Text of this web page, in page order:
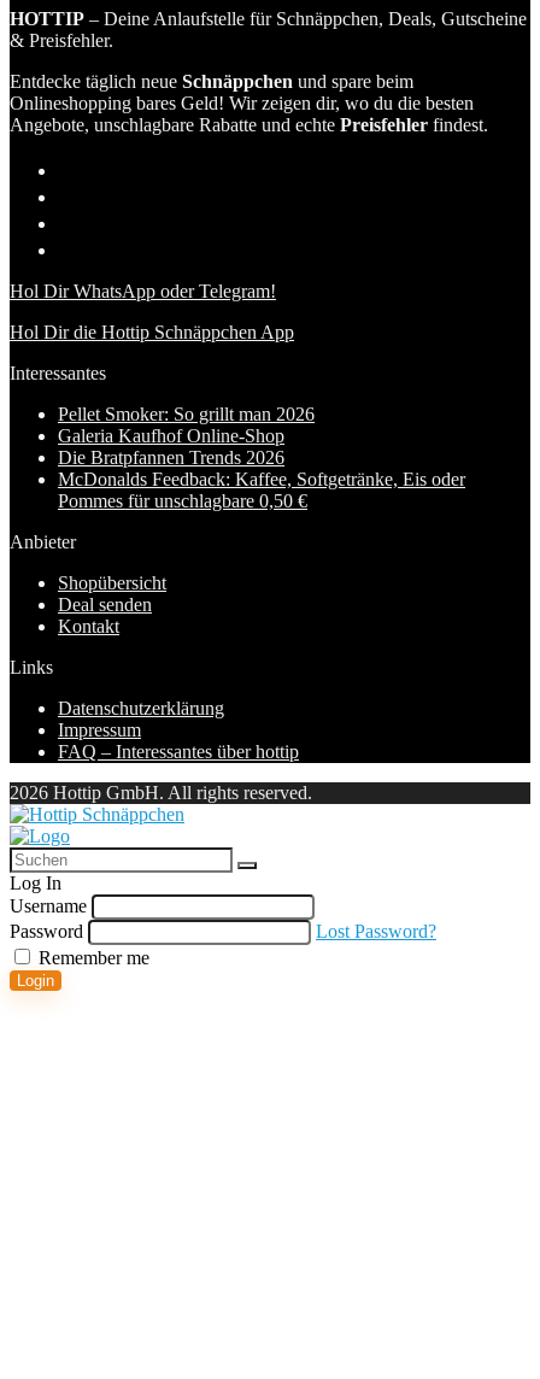
HOTTIP – Deine Anlaufstelle für Schnäppchen, Deals, Gutscheine
& Preisfehler.
Entdecke täglich neue Schnäppchen und spare beim
Onlineshopping bares Geld! Wir zeigen dir, wo du die besten
Angebote, unschlagbare Rabatte und echte Preisfehler findest.
Hol Dir WhatsApp oder Telegram!
Hol Dir die Hottip Schnäppchen App
Interessantes
Pellet Smoker: So grillt man 2026
Galeria Kaufhof Online-Shop
Die Bratpfannen Trends 2026
McDonalds Feedback: Kaffee, Softgetränke, Eis oder
Pommes für unschlagbare 0,50 €
Anbieter
Shopübersicht
Deal senden
Kontakt
Links
Datenschutzerklärung
Impressum
FAQ – Interessantes über hottip
2026 Hottip GmbH. All rights reserved.
Log In
Username
Password
Lost Password?
Remember me
Login